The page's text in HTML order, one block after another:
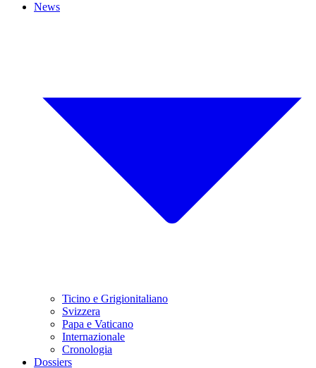
News
Ticino e Grigionitaliano
Svizzera
Papa e Vaticano
Internazionale
Cronologia
Dossiers